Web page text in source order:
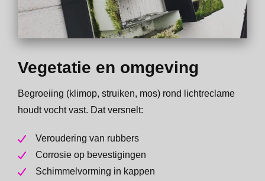
Vegetatie en omgeving
Begroeiing (klimop, struiken, mos) rond lichtreclame
houdt vocht vast. Dat versnelt:
Veroudering van rubbers
Corrosie op bevestigingen
Schimmelvorming in kappen